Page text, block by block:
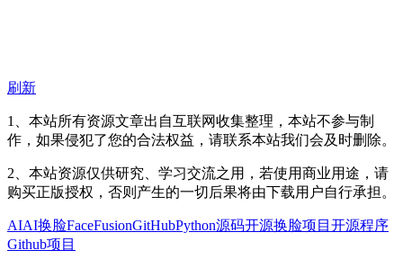
刷新
1、本站所有资源文章出自互联网收集整理，本站不参与制
作，如果侵犯了您的合法权益，请联系本站我们会及时删除。
2、本站资源仅供研究、学习交流之用，若使用商业用途，请
购买正版授权，否则产生的一切后果将由下载用户自行承担。
AIAI换脸FaceFusionGitHubPython源码开源换脸项目 开源程序
Github项目